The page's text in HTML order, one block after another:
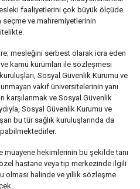
faaliyetlerini çok büyük ölçüde
seçme ve mahremiyetlerinin
mesleğini serbest olarak icra eden
kamu kurumları ile sözleşmesi
Sosyal Güvenlik Kurumu ve
vakıf üniversitelerinin yanı
karşılanmak ve Sosyal Güvenlik
Sosyal Güvenlik Kurumu ve
bu tür sağlık kuruluşlarında da
muayene hekimlerinin bu şekilde tanı
hastane veya tıp merkezinde ilgili
halinde ve yıllık sözleşme